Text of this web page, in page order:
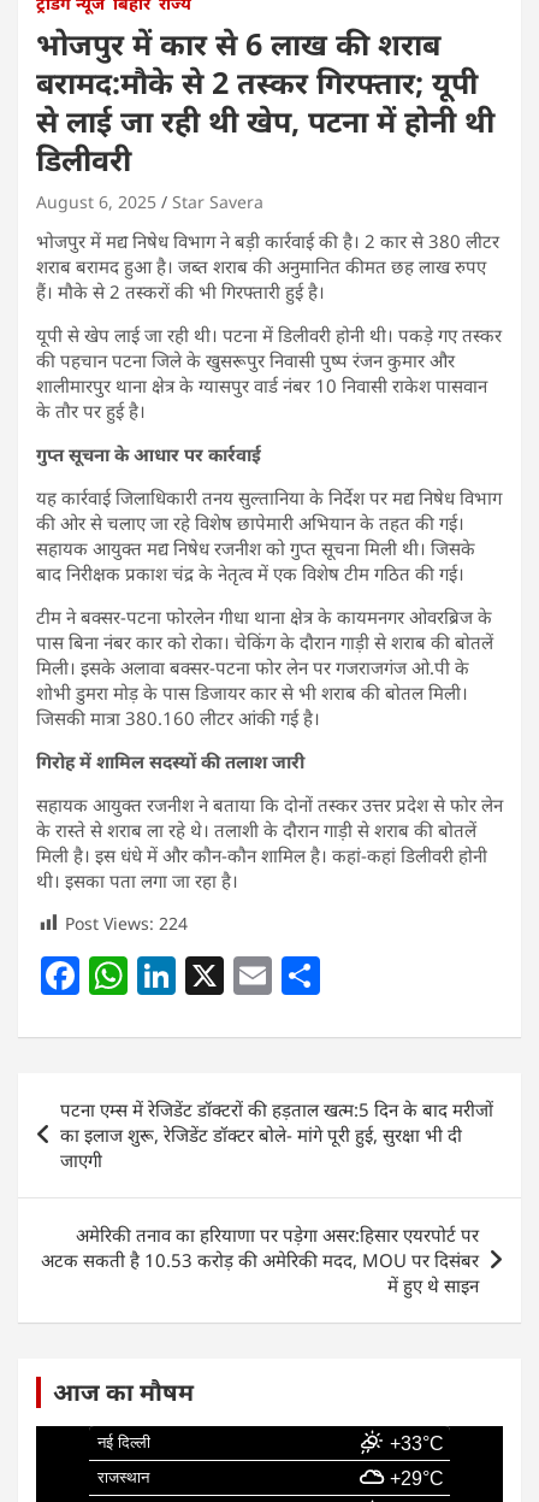
भोजपुर में कार से 6 लाख की शराब
बरामद:मौके से 2 तस्कर गिरफ्तार; यूपी
से लाई जा रही थी खेप, पटना में होनी थी
डिलीवरी
August 6, 2025 Star Savera
भोजपुर में मद्य निषेध विभाग ने बड़ी कार्रवाई की है। 2 कार से 380 लीटर
शराब बरामद हुआ है। जब्त शराब की अनुमानित कीमत छह लाख रुपए
हैं। मौके से 2 तस्करों की भी गिरफ्तारी हुई है।
यूपी से खेप लाई जा रही थी। पटना में डिलीवरी होनी थी। पकड़े गए तस्कर
की पहचान पटना जिले के खुसरूपुर निवासी पुष्प रंजन कुमार और
शालीमारपुर थाना क्षेत्र के ग्यासपुर वार्ड नंबर 10 निवासी राकेश पासवान
के तौर पर हुई है।
गुप्त सूचना के आधार पर कार्रवाई
यह कार्रवाई जिलाधिकारी तनय सुल्तानिया के निर्देश पर मद्य निषेध विभाग
की ओर से चलाए जा रहे विशेष छापेमारी अभियान के तहत की गई।
सहायक आयुक्त मद्य निषेध रजनीश को गुप्त सूचना मिली थी। जिसके
बाद निरीक्षक प्रकाश चंद्र के नेतृत्व में एक विशेष टीम गठित की गई।
टीम ने बक्सर-पटना फोरलेन गीधा थाना क्षेत्र के कायमनगर ओवरब्रिज के
पास बिना नंबर कार को रोका। चेकिंग के दौरान गाड़ी से शराब की बोतलें
मिली। इसके अलावा बक्सर-पटना फोर लेन पर गजराजगंज ओ.पी के
शोभी डुमरा मोड़ के पास डिजायर कार से भी शराब की बोतल मिली।
जिसकी मात्रा 380.160 लीटर आंकी गई है।
गिरोह में शामिल सदस्यों की तलाश जारी
सहायक आयुक्त रजनीश ने बताया कि दोनों तस्कर उत्तर प्रदेश से फोर लेन
के रास्ते से शराब ला रहे थे। तलाशी के दौरान गाड़ी से शराब की बोतलें
मिली है। इस धंधे में और कौन-कौन शामिल है। कहां-कहां डिलीवरी होनी
थी। इसका पता लगा जा रहा है।
Post Views: 224
F
c
e
b
o
o
k
W
at
s
A
p
Li
k
e
dI
X E
ai
l
ar
e
navigation
पटना एम्स में रेजिडेंट डॉक्टरों की हड़ताल खत्म:5 दिन के बाद मरीजों
का इलाज शुरू, रेजिडेंट डॉक्टर बोले- मांगे पूरी हुई, सुरक्षा भी दी
जाएगी
अमेरिकी तनाव का हरियाणा पर पड़ेगा असर:हिसार एयरपोर्ट पर
अटक सकती है 10.53 करोड़ की अमेरिकी मदद, MOU पर दिसंबर
में हुए थे साइन
आज का मौषम
नई दिल्ली +33°C
राजस्थान +29°C